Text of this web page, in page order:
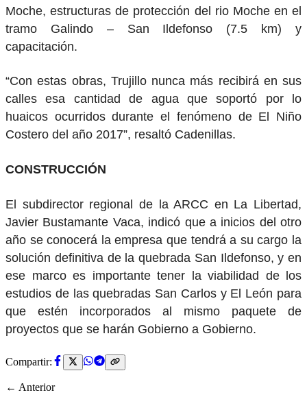
Moche, estructuras de protección del rio Moche en el
tramo Galindo – San Ildefonso (7.5 km) y
capacitación.
“Con estas obras, Trujillo nunca más recibirá en sus
calles esa cantidad de agua que soportó por lo
huaicos ocurridos durante el fenómeno de El Niño
Costero del año 2017”, resaltó Cadenillas.
CONSTRUCCIÓN
El subdirector regional de la ARCC en La Libertad,
Javier Bustamante Vaca, indicó que a inicios del otro
año se conocerá la empresa que tendrá a su cargo la
solución definitiva de la quebrada San Ildefonso, y en
ese marco es importante tener la viabilidad de los
estudios de las quebradas San Carlos y El León para
que estén incorporados al mismo paquete de
proyectos que se harán Gobierno a Gobierno.
Compartir:
← Anterior